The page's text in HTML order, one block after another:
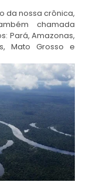
da nossa crônica,
chamada
Pará, Amazonas,
Mato Grosso e